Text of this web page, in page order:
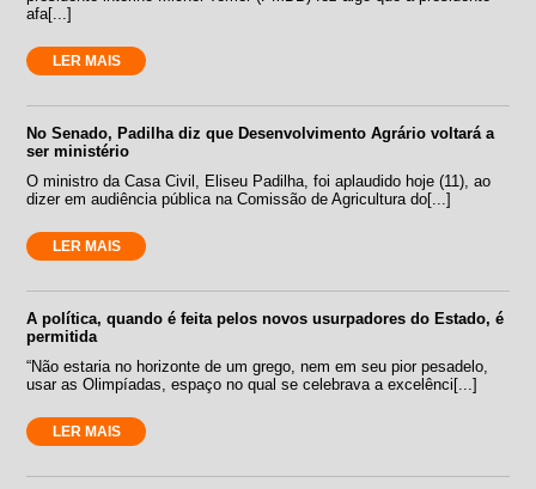
afa[...]
LER MAIS
No Senado, Padilha diz que Desenvolvimento Agrário voltará a
ser ministério
O ministro da Casa Civil, Eliseu Padilha, foi aplaudido hoje (11), ao
dizer em audiência pública na Comissão de Agricultura do[...]
LER MAIS
A política, quando é feita pelos novos usurpadores do Estado, é
permitida
“Não estaria no horizonte de um grego, nem em seu pior pesadelo,
usar as Olimpíadas, espaço no qual se celebrava a excelênci[...]
LER MAIS